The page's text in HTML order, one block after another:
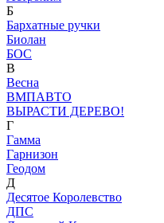
Б
Бархатные ручки
Биолан
БОС
В
Весна
ВМПАВТО
ВЫРАСТИ ДЕРЕВО!
Г
Гамма
Гарнизон
Геодом
Д
Десятое Королевство
ДПС